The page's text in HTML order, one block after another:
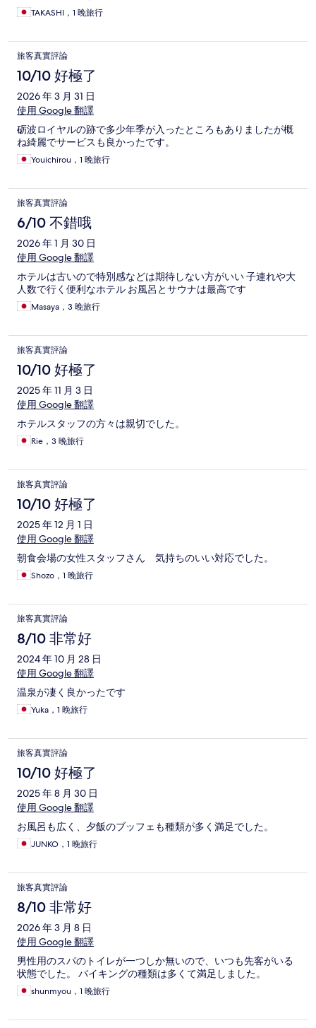
TAKASHI，1 晚旅行
旅客真實評論
10/10 好極了
2026 年 3 月 31 日
使用 Google 翻譯
砺波ロイヤルの跡で多少年季が入ったところもありましたが概
ね綺麗でサービスも良かったです。
Youichirou，1 晚旅行
旅客真實評論
6/10 不錯哦
2026 年 1 月 30 日
使用 Google 翻譯
ホテルは古いので特別感などは期待しない方がいい 子連れや大
人数で行く便利なホテル お風呂とサウナは最高です
Masaya，3 晚旅行
旅客真實評論
10/10 好極了
2025 年 11 月 3 日
使用 Google 翻譯
ホテルスタッフの方々は親切でした。
Rie，3 晚旅行
旅客真實評論
10/10 好極了
2025 年 12 月 1 日
使用 Google 翻譯
朝食会場の女性スタッフさん 気持ちのいい対応でした。
Shozo，1 晚旅行
旅客真實評論
8/10 非常好
2024 年 10 月 28 日
使用 Google 翻譯
温泉が凄く良かったです
Yuka，1 晚旅行
旅客真實評論
10/10 好極了
2025 年 8 月 30 日
使用 Google 翻譯
お風呂も広く、夕飯のブッフェも種類が多く満足でした。
JUNKO，1 晚旅行
旅客真實評論
8/10 非常好
2026 年 3 月 8 日
使用 Google 翻譯
男性用のスパのトイレが一つしか無いので、いつも先客がいる
状態でした。 バイキングの種類は多くて満足しました。
shunmyou，1 晚旅行